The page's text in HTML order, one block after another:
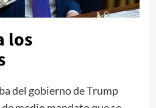
los
del gobierno de Trump